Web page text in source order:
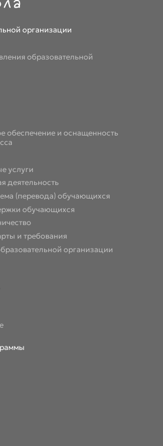
организации
образовательной
обеспечение и оснащенность
услуги
деятельность
(перевода) обучающихся
обучающихся
и требования
организации